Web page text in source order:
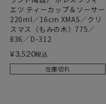
エツ ティーカップ＆ソーサー
220ml／16cm XMAS／クリ
スマス（もみの木）775／
836／D-312
¥3,520税込
在庫切れ